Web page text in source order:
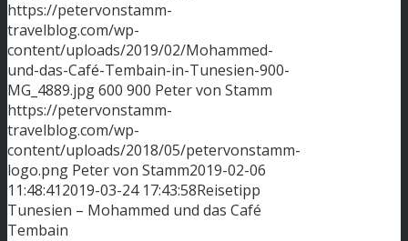
https://petervonstamm-
travelblog.com/wp-
content/uploads/2019/02/Mohammed-
und-das-Café-Tembain-in-Tunesien-900-
MG_4889.jpg600 900 Peter von Stamm
https://petervonstamm-
travelblog.com/wp-
content/uploads/2018/05/petervonstamm-
logo.png Peter von Stamm2019-02-06
11:48:412019-03-24 17:43:58Reisetipp
Tunesien – Mohammed und das Café
Tembain